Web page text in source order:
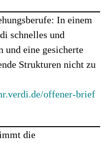
In einem
schnelles und
und eine gesicherte
Strukturen nicht zu
offener-brief
die